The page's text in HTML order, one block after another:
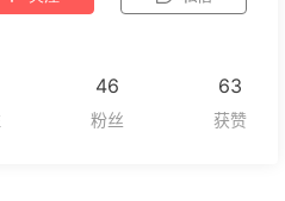
46 63